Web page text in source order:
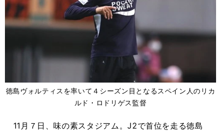
徳島ヴォルティスを率いて４シーズン目となるスペイン人のリカ
ルド・ロドリゲス監督
11月７日、味の素スタジアム。J2で首位を走る徳島